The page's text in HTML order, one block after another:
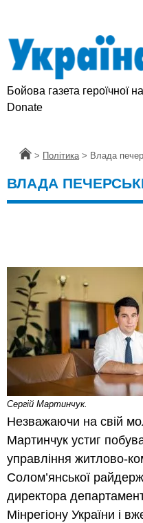
Бойова газета героїчної
Підтримай УМ
Головна
> Політика > Влада
ВЛАДА
Сергій Мартинчук.
Незважаючи на свій
Мартинчук устиг
управління житлово-
Солом’янської
директора
Мінрегіону України і